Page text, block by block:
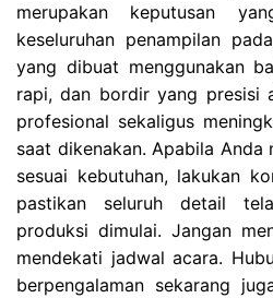
merupakan keputusan
keseluruhan penampilan
yang dibuat menggunakan
rapi, dan bordir yang presisi
profesional sekaligus
saat dikenakan. Apabila Anda
sesuai kebutuhan, lakukan
pastikan seluruh detail
produksi dimulai. Jangan
mendekati jadwal acara.
berpengalaman sekarang